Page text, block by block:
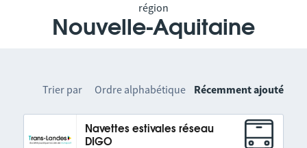
région
Nouvelle-Aquitaine
Trier par Ordre alphabétique Récemment ajouté
Navettes estivales réseau
DIGO